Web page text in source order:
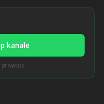
kanale
privatus